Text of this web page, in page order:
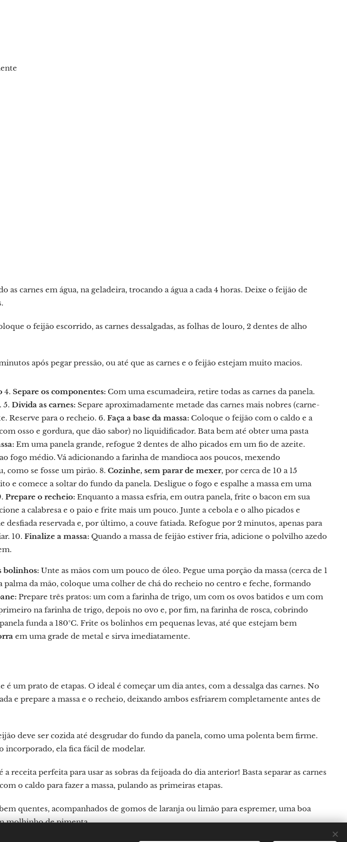
as carnes em água, na geladeira, trocando a água a cada 4 horas. Deixe o feijão de
o feijão escorrido, as carnes dessalgadas, as folhas de louro, 2 dentes de alho
após pegar pressão, ou até que as carnes e o feijão estejam muito macios.
4. Separe os componentes: Com uma escumadeira, retire todas as carnes da panela.
5. Divida as carnes: Separe aproximadamente metade das carnes mais nobres (carne-
Reserve para o recheio. 6. Faça a base da massa: Coloque o feijão com o caldo e a
osso e gordura, que dão sabor) no liquidificador. Bata bem até obter uma pasta
Em uma panela grande, refogue 2 dentes de alho picados em um fio de azeite.
fogo médio. Vá adicionando a farinha de mandioca aos poucos, mexendo
como se fosse um pirão. 8. Cozinhe, sem parar de mexer, por cerca de 10 a 15
e comece a soltar do fundo da panela. Desligue o fogo e espalhe a massa em uma
Prepare o recheio: Enquanto a massa esfria, em outra panela, frite o bacon em sua
a calabresa e o paio e frite mais um pouco. Junte a cebola e o alho picados e
desfiada reservada e, por último, a couve fatiada. Refogue por 2 minutos, apenas para
10. Finalize a massa: Quando a massa de feijão estiver fria, adicione o polvilho azedo
bolinhos: Unte as mãos com um pouco de óleo. Pegue uma porção da massa (cerca de 1
palma da mão, coloque uma colher de chá do recheio no centro e feche, formando
Prepare três pratos: um com a farinha de trigo, um com os ovos batidos e um com
na farinha de trigo, depois no ovo e, por fim, na farinha de rosca, cobrindo
funda a 180°C. Frite os bolinhos em pequenas levas, até que estejam bem
em uma grade de metal e sirva imediatamente.
é um prato de etapas. O ideal é começar um dia antes, com a dessalga das carnes. No
e prepare a massa e o recheio, deixando ambos esfriarem completamente antes de
deve ser cozida até desgrudar do fundo da panela, como uma polenta bem firme.
incorporado, ela fica fácil de modelar.
a receita perfeita para usar as sobras da feijoada do dia anterior! Basta separar as carnes
o caldo para fazer a massa, pulando as primeiras etapas.
quentes, acompanhados de gomos de laranja ou limão para espremer, uma boa
molhinho de pimenta.